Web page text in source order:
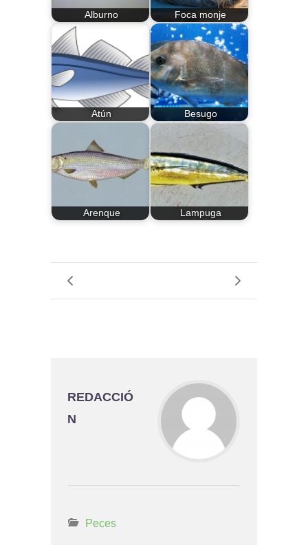
Alburno Foca monje
Atún Besugo
Arenque Lampuga
REDACCIÓ
N
Peces